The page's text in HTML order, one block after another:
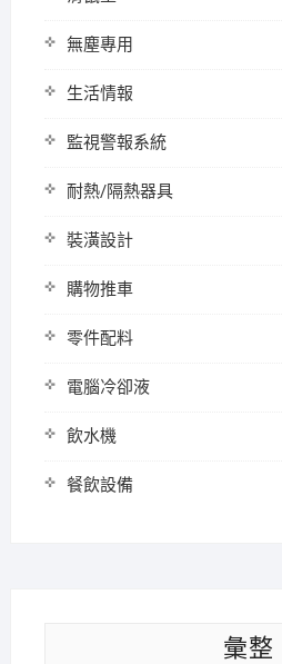
無塵專用
生活情報
監視警報系統
耐熱/隔熱器具
裝潢設計
購物推車
零件配料
電腦冷卻液
飲水機
餐飲設備
彙整